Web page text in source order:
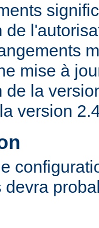
de
mise à
de la
version
devra